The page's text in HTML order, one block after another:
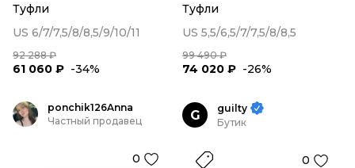
Туфли
US 6/7/7,5/8/8,5/9/10/11
92 288 ₽
61 060 ₽ -34%
Туфли
US 5,5/6,5/7/7,5/8/8,5
99 490 ₽
74 020 ₽ -26%
ponchik126Anna
Частный продавец
0
G
guilty
Бутик
0